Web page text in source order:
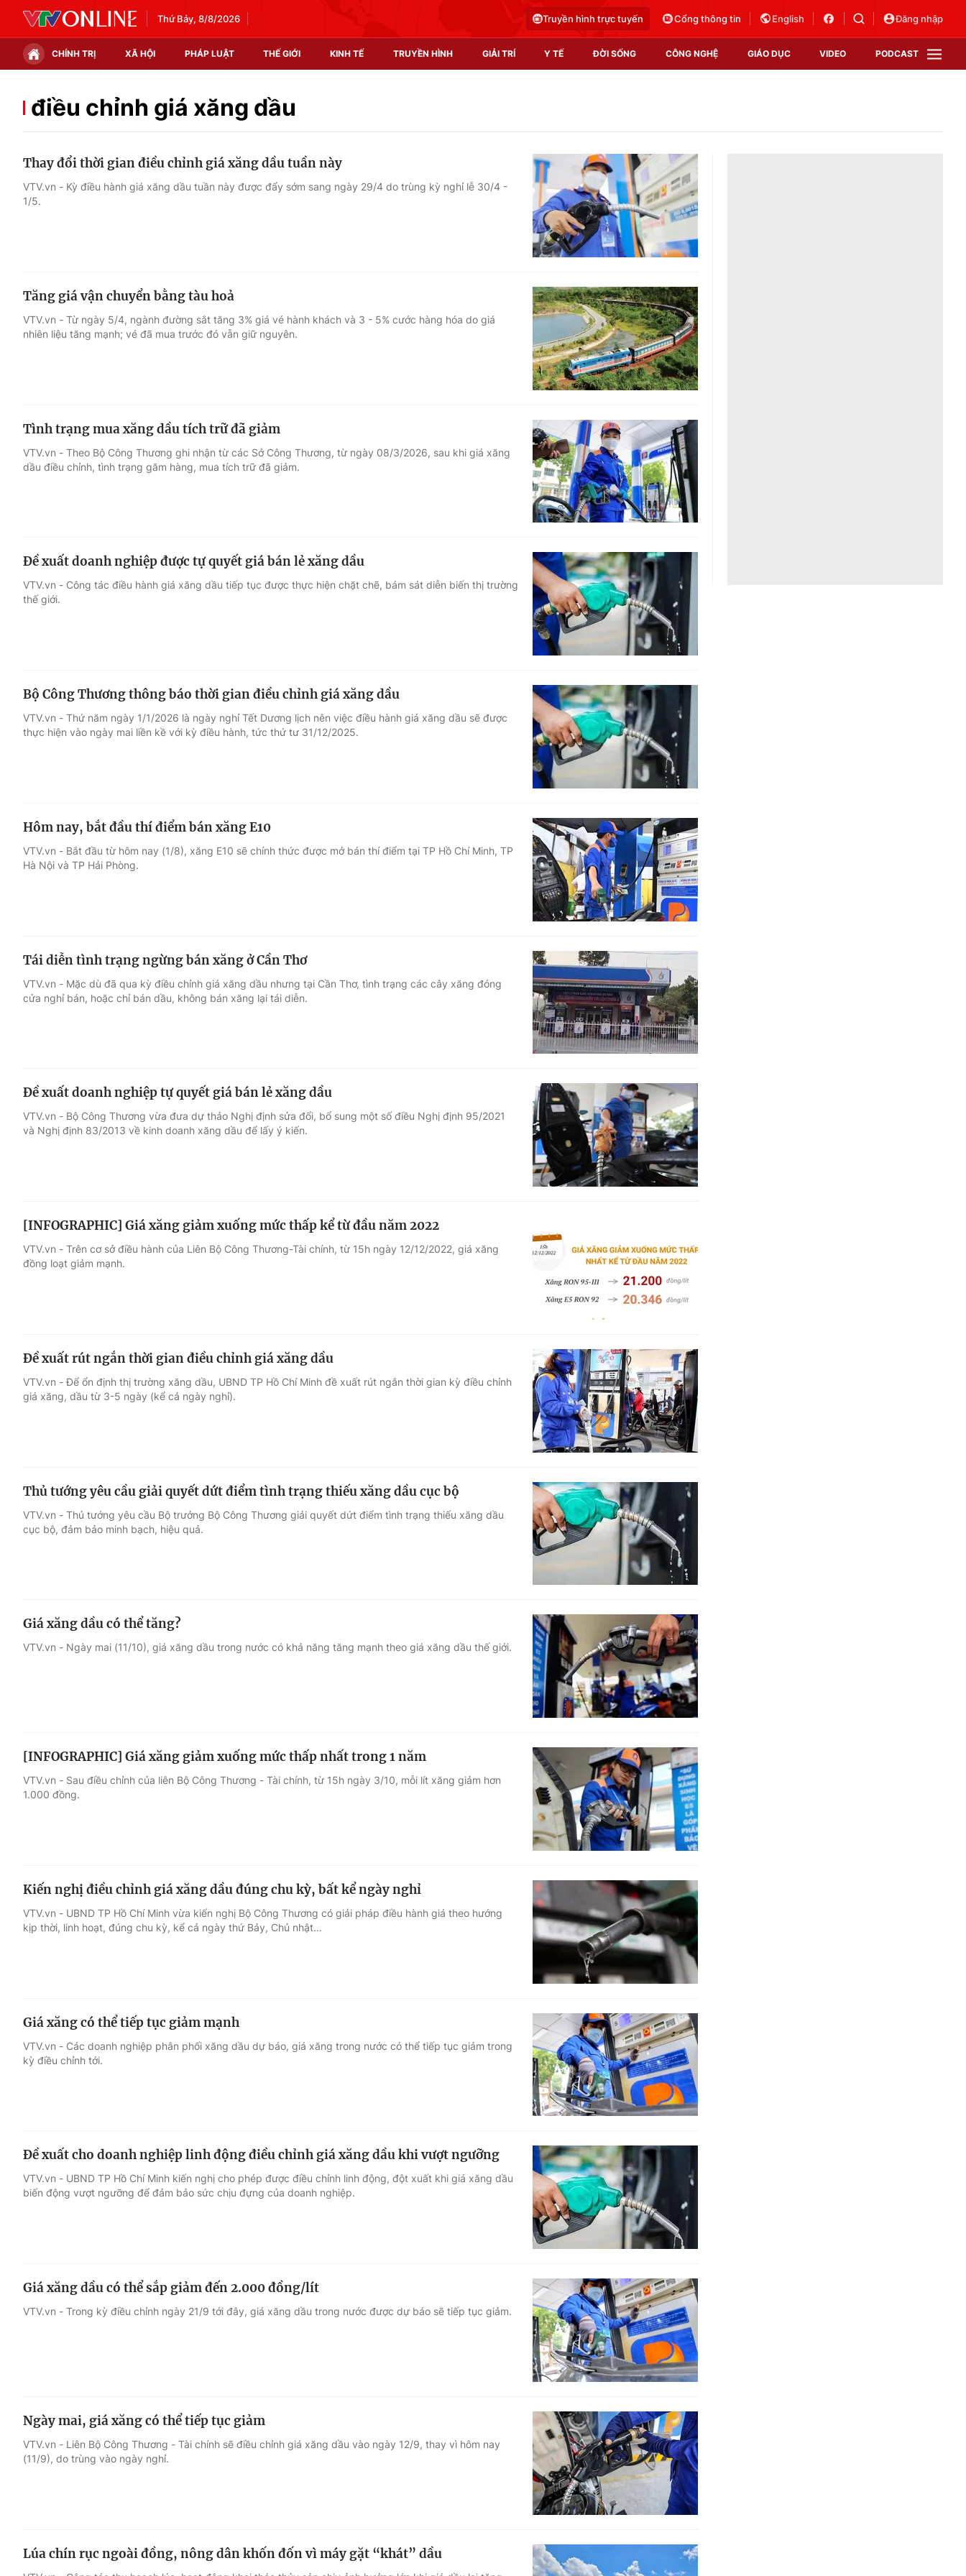
Thứ Bảy, 8/8/2026 Truyền hình trực tuyến Cổng thông tin English Đăng nhập
CHÍNH TRỊ XÃ HỘI PHÁP LUẬT THẾ GIỚI KINH TẾ TRUYỀN HÌNH GIẢI TRÍ Y TẾ ĐỜI SỐNG CÔNG NGHỆ GIÁO DỤC VIDEO PODCAST
Chính trị Xã hội
Thế giới đó đây
Video
Shorts video
Podcast
EMagazine
Photo
Infographic
Góc ảnh
Điện ảnh
Âm nhạc
Sao
Du lịch
Làm đẹp
Chất lượng cuộc sống
Học trực tuyến
Công nghệ
Hitech Công nghệ tương lai
Sản phẩm
Thị trường
Tư vấn
VTV Sức khoẻ
điều chỉnh giá xăng dầu
Thay đổi thời gian điều chỉnh giá xăng dầu tuần này
VTV.vn - Kỳ điều hành giá xăng dầu tuần này được đẩy sớm sang ngày 29/4 do trùng kỳ nghỉ lễ 30/4 -
1/5.
Tăng giá vận chuyển bằng tàu hoả
VTV.vn - Từ ngày 5/4, ngành đường sắt tăng 3% giá vé hành khách và 3 - 5% cước hàng hóa do giá
nhiên liệu tăng mạnh; vé đã mua trước đó vẫn giữ nguyên.
Tình trạng mua xăng dầu tích trữ đã giảm
VTV.vn - Theo Bộ Công Thương ghi nhận từ các Sở Công Thương, từ ngày 08/3/2026, sau khi giá xăng
dầu điều chỉnh, tình trạng găm hàng, mua tích trữ đã giảm.
Đề xuất doanh nghiệp được tự quyết giá bán lẻ xăng dầu
VTV.vn - Công tác điều hành giá xăng dầu tiếp tục được thực hiện chặt chẽ, bám sát diễn biến thị trường
thế giới.
Bộ Công Thương thông báo thời gian điều chỉnh giá xăng dầu
VTV.vn - Thứ năm ngày 1/1/2026 là ngày nghỉ Tết Dương lịch nên việc điều hành giá xăng dầu sẽ được
thực hiện vào ngày mai liền kề với kỳ điều hành, tức thứ tư 31/12/2025.
Hôm nay, bắt đầu thí điểm bán xăng E10
VTV.vn - Bắt đầu từ hôm nay (1/8), xăng E10 sẽ chính thức được mở bán thí điểm tại TP Hồ Chí Minh, TP
Hà Nội và TP Hải Phòng.
Tái diễn tình trạng ngừng bán xăng ở Cần Thơ
VTV.vn - Mặc dù đã qua kỳ điều chỉnh giá xăng dầu nhưng tại Cần Thơ, tình trạng các cây xăng đóng
cửa nghỉ bán, hoặc chỉ bán dầu, không bán xăng lại tái diễn.
Đề xuất doanh nghiệp tự quyết giá bán lẻ xăng dầu
VTV.vn - Bộ Công Thương vừa đưa dự thảo Nghị định sửa đổi, bổ sung một số điều Nghị định 95/2021
và Nghị định 83/2013 về kinh doanh xăng dầu để lấy ý kiến.
[INFOGRAPHIC] Giá xăng giảm xuống mức thấp kể từ đầu năm 2022
VTV.vn - Trên cơ sở điều hành của Liên Bộ Công Thương-Tài chính, từ 15h ngày 12/12/2022, giá xăng
đồng loạt giảm mạnh.
Đề xuất rút ngắn thời gian điều chỉnh giá xăng dầu
VTV.vn - Để ổn định thị trường xăng dầu, UBND TP Hồ Chí Minh đề xuất rút ngắn thời gian kỳ điều chỉnh
giá xăng, dầu từ 3-5 ngày (kể cả ngày nghỉ).
Thủ tướng yêu cầu giải quyết dứt điểm tình trạng thiếu xăng dầu cục bộ
VTV.vn - Thủ tướng yêu cầu Bộ trưởng Bộ Công Thương giải quyết dứt điểm tình trạng thiếu xăng dầu
cục bộ, đảm bảo minh bạch, hiệu quả.
Giá xăng dầu có thể tăng?
VTV.vn - Ngày mai (11/10), giá xăng dầu trong nước có khả năng tăng mạnh theo giá xăng dầu thế giới.
[INFOGRAPHIC] Giá xăng giảm xuống mức thấp nhất trong 1 năm
VTV.vn - Sau điều chỉnh của liên Bộ Công Thương - Tài chính, từ 15h ngày 3/10, mỗi lít xăng giảm hơn
1.000 đồng.
Kiến nghị điều chỉnh giá xăng dầu đúng chu kỳ, bất kể ngày nghỉ
VTV.vn - UBND TP Hồ Chí Minh vừa kiến nghị Bộ Công Thương có giải pháp điều hành giá theo hướng
kịp thời, linh hoạt, đúng chu kỳ, kể cả ngày thứ Bảy, Chủ nhật…
Giá xăng có thể tiếp tục giảm mạnh
VTV.vn - Các doanh nghiệp phân phối xăng dầu dự báo, giá xăng trong nước có thể tiếp tục giảm trong
kỳ điều chỉnh tới.
Đề xuất cho doanh nghiệp linh động điều chỉnh giá xăng dầu khi vượt ngưỡng
VTV.vn - UBND TP Hồ Chí Minh kiến nghị cho phép được điều chỉnh linh động, đột xuất khi giá xăng dầu
biến động vượt ngưỡng để đảm bảo sức chịu đựng của doanh nghiệp.
Giá xăng dầu có thể sắp giảm đến 2.000 đồng/lít
VTV.vn - Trong kỳ điều chỉnh ngày 21/9 tới đây, giá xăng dầu trong nước được dự báo sẽ tiếp tục giảm.
Ngày mai, giá xăng có thể tiếp tục giảm
VTV.vn - Liên Bộ Công Thương - Tài chính sẽ điều chỉnh giá xăng dầu vào ngày 12/9, thay vì hôm nay
(11/9), do trùng vào ngày nghỉ.
Lúa chín rục ngoài đồng, nông dân khốn đốn vì máy gặt “khát” dầu